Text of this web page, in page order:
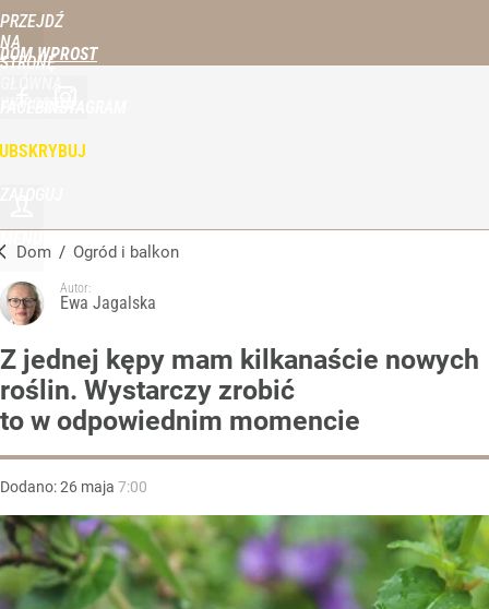
PRZEJDŹ
NA
STRONĘ
DOM WPROST
Dom / Ogród i balkon
Autor:
Ewa Jagalska
Z jednej kępy mam kilkanaście nowych
roślin. Wystarczy zrobić
to w odpowiednim momencie
Dodano:26 maja 7:00